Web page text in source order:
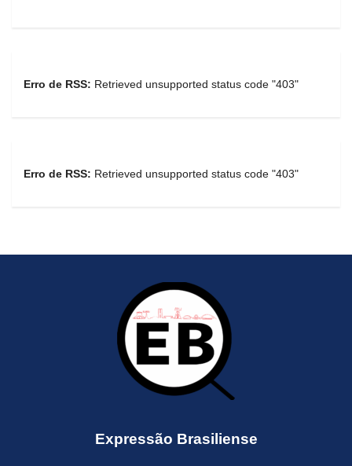
Erro de RSS: Retrieved unsupported status code "403"
Erro de RSS: Retrieved unsupported status code "403"
Expressão Brasiliense